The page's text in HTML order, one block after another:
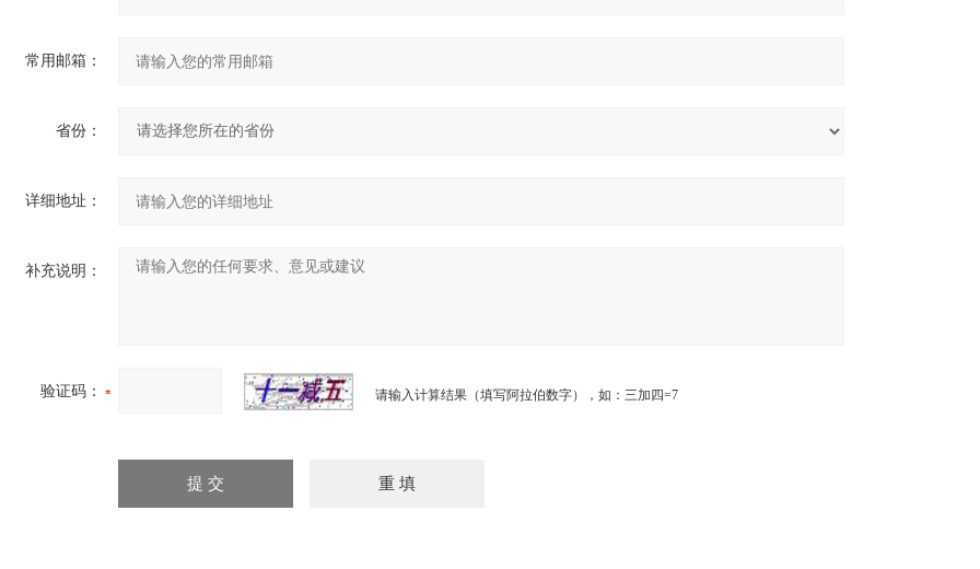
常用邮箱：
省份：
详细地址：
补充说明：
验证码： 请输入计算结果（填写阿拉伯数字），如：三加四=7